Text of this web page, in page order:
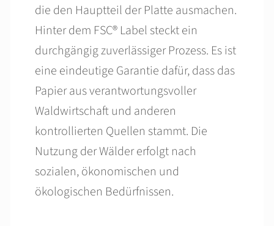
die den Hauptteil der Platte ausmachen.
Hinter dem FSC® Label steckt ein
durchgängig zuverlässiger Prozess. Es ist
eine eindeutige Garantie dafür, dass das
Papier aus verantwortungsvoller
Waldwirtschaft und anderen
kontrollierten Quellen stammt. Die
Nutzung der Wälder erfolgt nach
sozialen, ökonomischen und
ökologischen Bedürfnissen.